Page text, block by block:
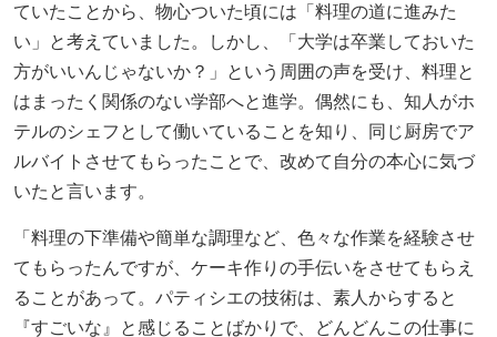
ていたことから、物心ついた頃には「料理の道に進みた
い」と考えていました。しかし、「大学は卒業しておいた
方がいいんじゃないか？」という周囲の声を受け、料理と
はまったく関係のない学部へと進学。偶然にも、知人がホ
テルのシェフとして働いていることを知り、同じ厨房でア
ルバイトさせてもらったことで、改めて自分の本心に気づ
いたと言います。
「料理の下準備や簡単な調理など、色々な作業を経験させ
てもらったんですが、ケーキ作りの手伝いをさせてもらえ
ることがあって。パティシエの技術は、素人からすると
『すごいな』と感じることばかりで、どんどんこの仕事に